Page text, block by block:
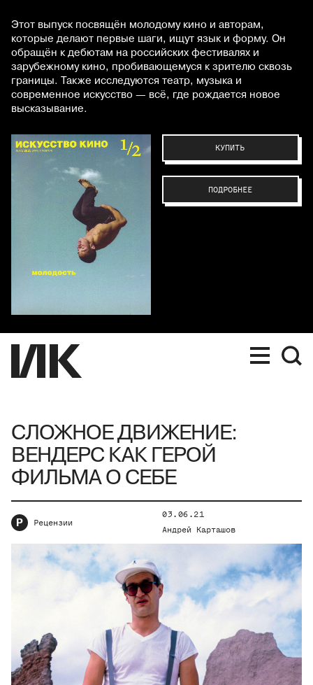
Этот выпуск посвящён молодому кино и авторам,
которые делают первые шаги, ищут язык и форму. Он
обращён к дебютам на российских фестивалях и
зарубежному кино, пробивающемуся к зрителю сквозь
границы. Также исследуются театр, музыка и
современное искусство — всё, где рождается новое
высказывание.
КУПИТЬ
ПОДРОБНЕЕ
СЛОЖНОЕ ДВИЖЕНИЕ:
ВЕНДЕРС КАК ГЕРОЙ
ФИЛЬМА О СЕБЕ
Р Рецензии
03.06.21
Андрей Карташов